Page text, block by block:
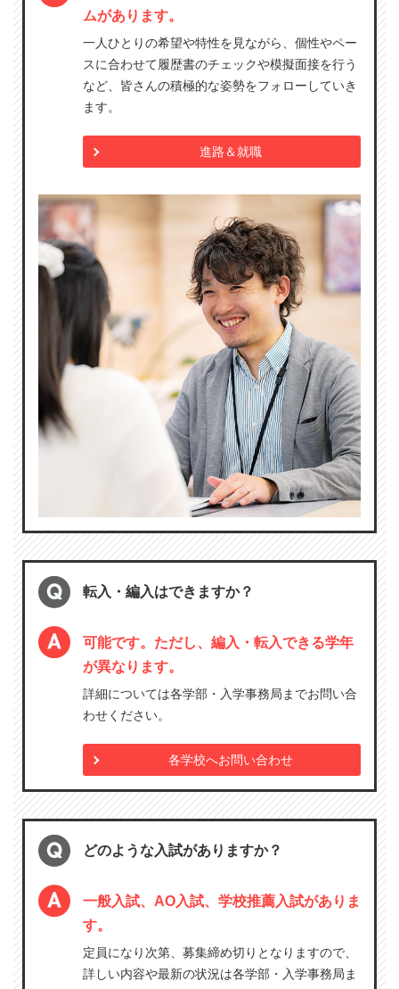
ムがあります。
一人ひとりの希望や特性を見ながら、個性やペー
スに合わせて履歴書のチェックや模擬面接を行う
など、皆さんの積極的な姿勢をフォローしていき
ます。
進路＆就職
転入・編入はできますか？
可能です。ただし、編入・転入できる学年
が異なります。
詳細については各学部・入学事務局までお問い合
わせください。
各学校へお問い合わせ
どのような入試がありますか？
一般入試、AO入試、学校推薦入試がありま
す。
定員になり次第、募集締め切りとなりますので、
詳しい内容や最新の状況は各学部・入学事務局ま